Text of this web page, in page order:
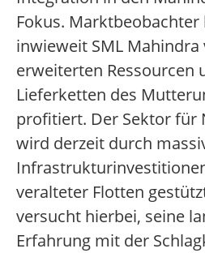
Fokus. Marktbeobachter
inwieweit SML Mahindra
erweiterten Ressourcen
Lieferketten des
profitiert. Der Sektor für
wird derzeit durch
veralteter Flotten
versucht hierbei, seine
Erfahrung mit der